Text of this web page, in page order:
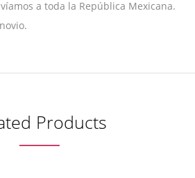
a toda la República Mexicana.
Products